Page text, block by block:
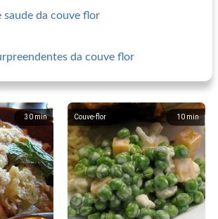
saude da couve flor
da couve flor
30 min 10 min
Couve-flor